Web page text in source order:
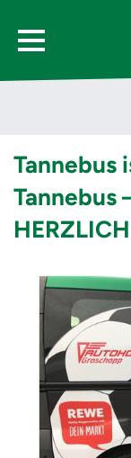
Tannebus
Tannebus